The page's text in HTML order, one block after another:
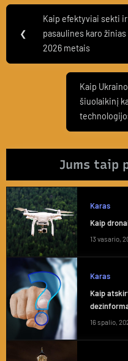
Navigacija
tarp
įrašų
❮
Previous
Post:
Kaip efektyviai sekti
pasaulines karo
2026 metais
Next
Post:
Kaip
šiuolaikinį
Jums taip
Karas
Kaip
13 vasario,
Karas
Kaip
16 spalio,